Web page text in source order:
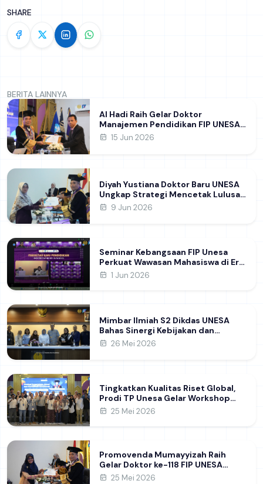
SHARE
BERITA LAINNYA
Al Hadi Raih Gelar Doktor
Manajemen Pendidikan FIP UNESA
melalui Riset Pembentukan
15 Jun 2026
Diyah Yustiana Doktor Baru UNESA
Ungkap Strategi Mencetak Lulusan
SMK yang Siap Hadapi Dunia Kerja
9 Jun 2026
Seminar Kebangsaan FIP Unesa
Perkuat Wawasan Mahasiswa di Era
Geopolitik Global&nbsp;
1 Jun 2026
Mimbar Ilmiah S2 Dikdas UNESA
Bahas Sinergi Kebijakan dan
Pendidikan
26 Mei 2026
Tingkatkan Kualitas Riset Global,
Prodi TP Unesa Gelar Workshop
Strategi Pengelolaan Jurnal dan
25 Mei 2026
Promovenda Mumayyizah Raih
Gelar Doktor ke-118 FIP UNESA
melalui Kajian Kepemimpinan
25 Mei 2026